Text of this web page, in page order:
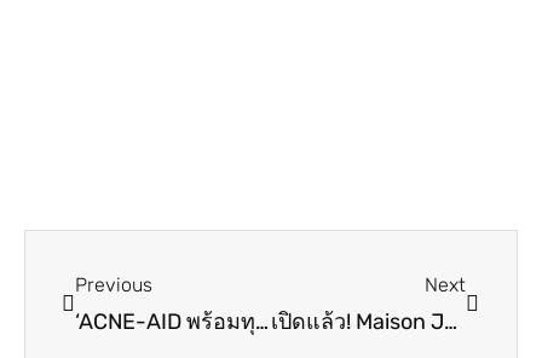
Previous
‘ACNE-AID พร้อมทุกสเต็ป RESET ทุกปัญหาสิว’ อีเวนท์สุดยิ่งใหญ่!!!
Next
เปิดแล้ว! Maison JE Bangkok อาร์ตสเปซแห่งใหม่ใจกลางกรุงเทพฯ